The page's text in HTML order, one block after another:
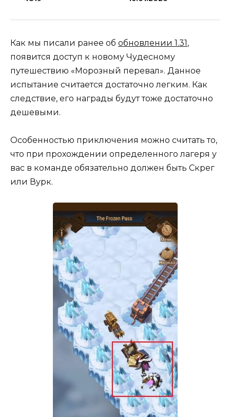
Как мы писали ранее об обновлении 1.31,
появится доступ к новому Чудесному
путешествию «Морозный перевал». Данное
испытание считается достаточно легким. Как
следствие, его награды будут тоже достаточно
дешевыми.
Особенностью приключения можно считать то,
что при прохождении определенного лагеря у
вас в команде обязательно должен быть Скрег
или Вурк.